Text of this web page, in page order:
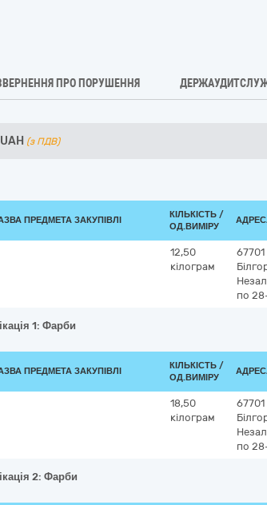
ПРО ПОРУШЕННЯ
UAH (з ПДВ)
ПРЕДМЕТА ЗАКУПІВЛІ
КІЛЬКІСТЬ /
ОД.ВИМІРУ
12,50
кілограм
67701
по
1: Фарби
ПРЕДМЕТА ЗАКУПІВЛІ
КІЛЬКІСТЬ /
ОД.ВИМІРУ
18,50
кілограм
67701
по
2: Фарби